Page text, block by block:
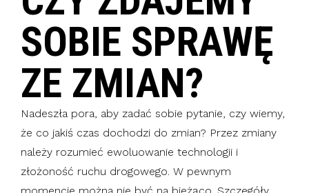
SOBIE SPRAWĘ
ZE ZMIAN?
Nadeszła pora, aby zadać sobie pytanie, czy wiemy,
że co jakiś czas dochodzi do zmian? Przez zmiany
należy rozumieć ewoluowanie technologii i
złożoność ruchu drogowego. W pewnym